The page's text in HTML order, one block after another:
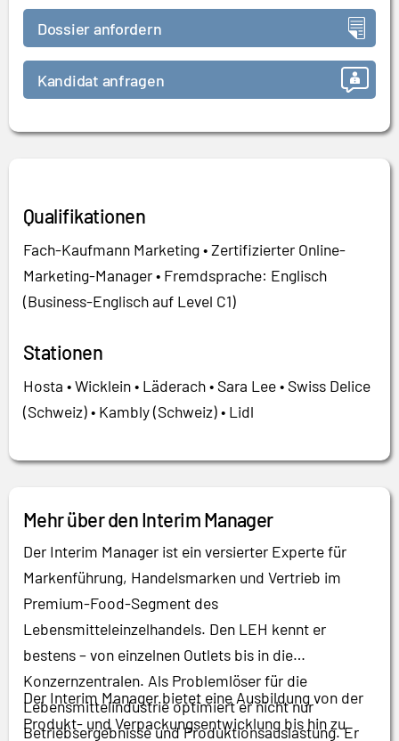
Dossier anfordern
Kandidat anfragen
Qualifikationen
Fach-Kaufmann Marketing • Zertifizierter Online-
Marketing-Manager • Fremdsprache: Englisch
(Business-Englisch auf Level C1)
Stationen
Hosta • Wicklein • Läderach • Sara Lee • Swiss Delice
(Schweiz) • Kambly (Schweiz) • Lidl
Mehr über den Interim Manager
Der Interim Manager ist ein versierter Experte für
Markenführung, Handelsmarken und Vertrieb im
Premium-Food-Segment des
Lebensmitteleinzelhandels. Den LEH kennt er
bestens – von einzelnen Outlets bis in die
Konzernzentralen. Als Problemlöser für die
Lebensmittelindustrie optimiert er nicht nur
Betriebsergebnisse und Produktionsauslastung. Er
Der Interim Manager bietet eine Ausbildung von der
Produkt- und Verpackungsentwicklung bis hin zu